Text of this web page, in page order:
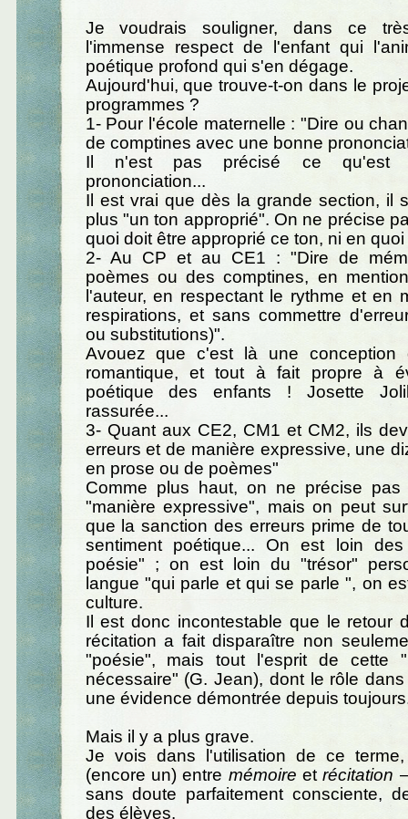
Je voudrais souligner, dans ce
l'immense respect de l'enfant qui
poétique profond qui s'en dégage.
Aujourd'hui, que trouve-t-on dans le
programmes ?
1- Pour l'école maternelle : "Dire ou
de comptines avec une bonne
Il n'est pas précisé ce qu'est
prononciation...
Il est vrai que dès la grande section, il
plus "un ton approprié". On ne précise
quoi doit être approprié ce ton, ni en
2- Au CP et au CE1 : "Dire de
poèmes ou des comptines, en
l'auteur, en respectant le rythme et en
respirations, et sans commettre
ou substitutions)".
Avouez que c'est là une conception
romantique, et tout à fait propre à
poétique des enfants ! Josette
rassurée...
3- Quant aux CE2, CM1 et CM2, ils
erreurs et de manière expressive, une
en prose ou de poèmes"
Comme plus haut, on ne précise
"manière expressive", mais on peut
que la sanction des erreurs prime de
sentiment poétique... On est loin
poésie" ; on est loin du "trésor"
langue "qui parle et qui se parle ", on
culture.
Il est donc incontestable que le retour
récitation a fait disparaître non
"poésie", mais tout l'esprit de cette
nécessaire" (G. Jean), dont le rôle
une évidence démontrée depuis
Mais il y a plus grave.
Je vois dans l'utilisation de ce
(encore un) entre mémoire etrécitation
sans doute parfaitement consciente,
des élèves.